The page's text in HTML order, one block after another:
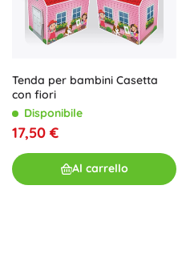
Tenda per bambini Casetta
con fiori
Disponibile
17,50 €
Al carrello